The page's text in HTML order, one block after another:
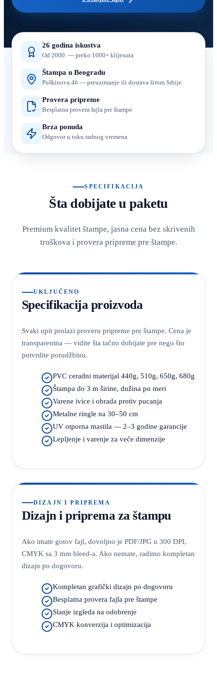
26 godina iskustva
Od 2000. — preko 1000+ klijenata
Štampa u Beogradu
Puškinova 46 — preuzimanje ili dostava širom Srbije
Provera pripreme
Besplatna provera fajla pre štampe
Brza ponuda
Odgovor u toku radnog vremena
SPECIFIKACIJA
Šta dobijate u paketu
Premium kvalitet štampe, jasna cena bez skrivenih
troškova i provera pripreme pre štampe.
UKLJUČENO
Specifikacija proizvoda
Svaki upit prolazi proveru pripreme pre štampe. Cena je
transparentna — vidite šta tačno dobijate pre nego što
potvrdite porudžbinu.
PVC ceradni materijal 440g, 510g, 650g, 680g
Štampa do 3 m širine, dužina po meri
Varene ivice i obrada protiv pucanja
Metalne ringle na 30–50 cm
UV otporna mastila — 2–3 godine garancije
Lepljenje i varenje za veće dimenzije
DIZAJN I PRIPREMA
Dizajn i priprema za štampu
Ako imate gotov fajl, dovoljno je PDF/JPG u 300 DPI,
CMYK sa 3 mm bleed-a. Ako nemate, radimo kompletan
dizajn po dogovoru.
Kompletan grafički dizajn po dogovoru
Besplatna provera fajla pre štampe
Slanje izgleda na odobrenje
CMYK konverzija i optimizacija